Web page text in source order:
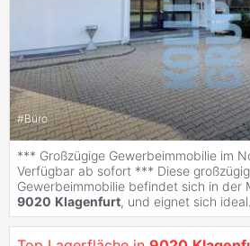
#Büro
*** Großzügige Gewerbeimmobilie im
Verfügbar ab sofort *** Diese
Gewerbeimmobilie befindet sich in der
9020 Klagenfurt, und eignet sich ideal